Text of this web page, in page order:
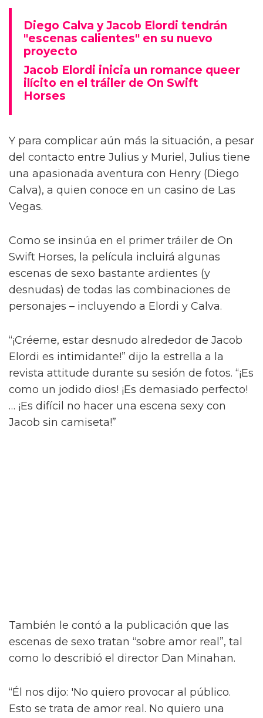
describiéndolas como 'intimidantes'.
Basada en el libro de Shannon Pufahl, On
Swift Horses sigue a la pareja casada Muriel
(Daisy Edgar-Jones) y Lee (Will Poulter) – con
Muriel anhelando al hermano menor de Lee,
Diego Calva y Jacob Elordi tendrán
"escenas calientes" en su nuevo
proyecto
Jacob Elordi inicia un romance queer
ilícito en el tráiler de On Swift
Y para complicar aún más la situación, a pesar
del contacto entre Julius y Muriel, Julius tiene
una apasionada aventura con Henry (Diego
Calva), a quien conoce en un casino de Las
Como se insinúa en el primer tráiler de On
Swift Horses, la película incluirá algunas
escenas de sexo bastante ardientes (y
desnudas) de todas las combinaciones de